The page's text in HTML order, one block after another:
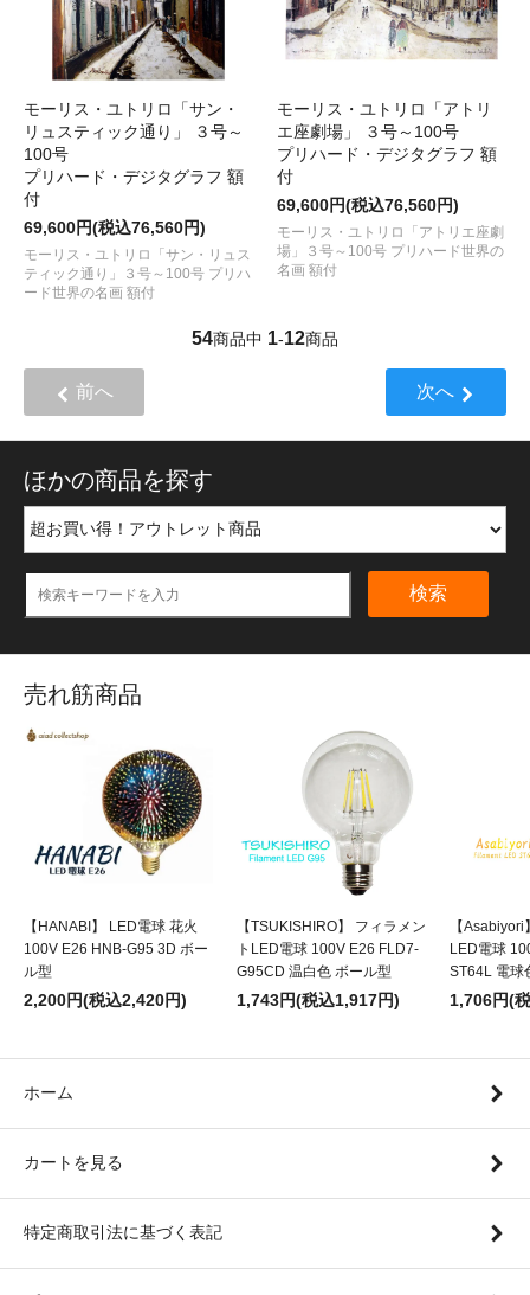
モーリス・ユトリロ「サン・
リュスティック通り」 ３号～
100号
プリハード・デジタグラフ 額
付
69,600円(税込76,560円)
モーリス・ユトリロ「サン・リュス
ティック通り」３号～100号 プリハ
ード世界の名画 額付
モーリス・ユトリロ「アトリ
エ座劇場」 ３号～100号
プリハード・デジタグラフ 額
付
69,600円(税込76,560円)
モーリス・ユトリロ「アトリエ座劇
場」３号～100号 プリハード世界の
名画 額付
54商品中 1-12商品
前へ 次へ
ほかの商品を探す
検索
売れ筋商品
【HANABI】 LED電球 花火
100V E26 HNB-G95 3D ボー
ル型
2,200円(税込2,420円)
【TSUKISHIRO】 フィラメン
トLED電球 100V E26 FLD7-
G95CD 温白色 ボール型
1,743円(税込1,917円)
【
LED電球
ST64L 電球
1,706円(
ホーム
カートを見る
特定商取引法に基づく表記